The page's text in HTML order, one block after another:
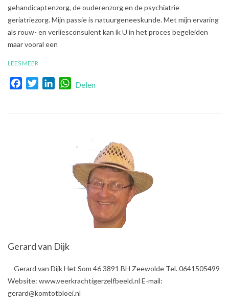
gehandicaptenzorg, de ouderenzorg en de psychiatrie
geriatriezorg. Mijn passie is natuurgeneeskunde. Met mijn ervaring
als rouw- en verliesconsulent kan ik U in het proces begeleiden
maar vooral een
LEES MEER
FacebookTwitterLinkedInWhatsApp
Delen
Gerard van Dijk
2019-
11-
Gerard van Dijk Het Som 46 3891 BH Zeewolde Tel. 0641505499
Website: www.veerkrachtigerzelfbeeld.nl E-mail:
gerard@komtotbloei.nl